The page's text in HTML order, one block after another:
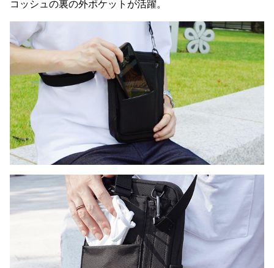
コッシュの裏の外ポケットが活躍。